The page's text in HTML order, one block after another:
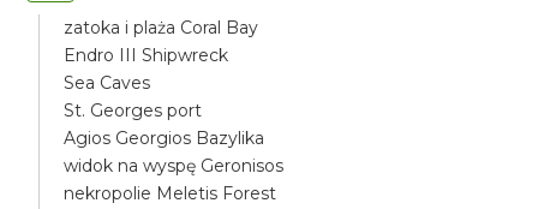
zatoka i plaża Coral Bay
Endro III Shipwreck
Sea Caves
St. Georges port
Agios Georgios Bazylika
widok na wyspę Geronisos
nekropolie Meletis Forest